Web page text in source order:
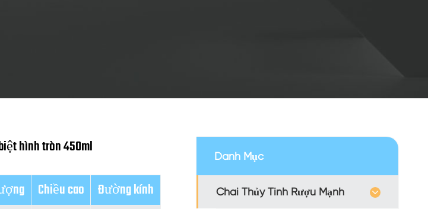
hình tròn 450ml
Chiều cao
Đường kính
Danh Mục
Chai Thủy Tinh Rượu Mạnh